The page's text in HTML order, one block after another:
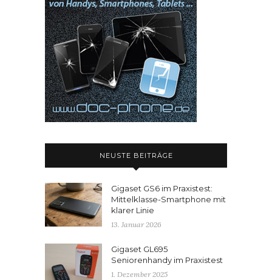
NEUSTE BEITRÄGE
Gigaset GS6 im Praxistest:
Mittelklasse-Smartphone mit
klarer Linie
13. Januar 2026
Gigaset GL695
Seniorenhandy im Praxistest
1. Dezember 2025